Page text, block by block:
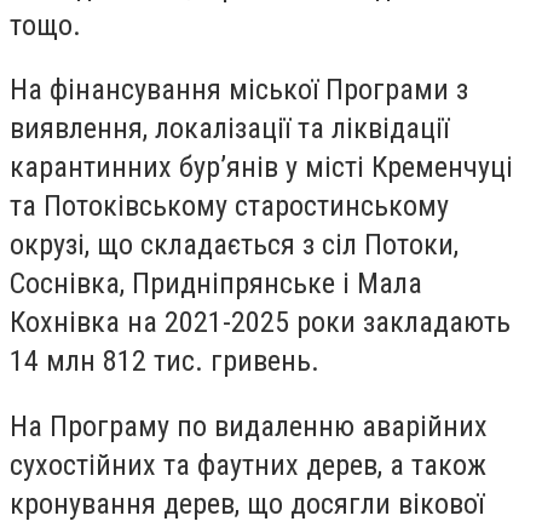
тощо.
На фінансування міської Програми з
виявлення, локалізації та ліквідації
карантинних бур’янів у місті Кременчуці
та Потоківському старостинському
окрузі, що складається з сіл Потоки,
Соснівка, Придніпрянське і Мала
Кохнівка на 2021-2025 роки закладають
14 млн 812 тис. гривень.
На Програму по видаленню аварійних
сухостійних та фаутних дерев, а також
кронування дерев, що досягли вікової